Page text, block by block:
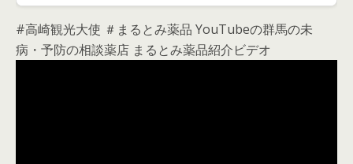
#高崎観光大使 ＃まるとみ薬品 YouTubeの群馬の未
病・予防の相談薬店 まるとみ薬品紹介ビデオ